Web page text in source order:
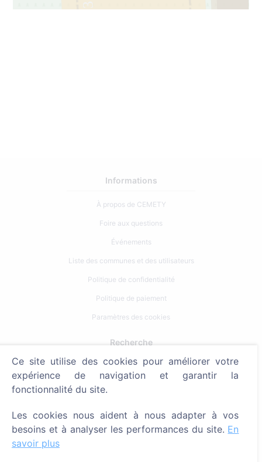
3
Informations
À propos de CEMETY
Foire aux questions
Événements
Liste des communes et des utilisateurs
Politique de confidentialité
Politique de paiement
Paramètres des cookies
Recherche
Rechercher des défunts
Rechercher des cimetières
Services
Ce site utilise des cookies pour améliorer votre
expérience de navigation et garantir la
fonctionnalité du site.
Les cookies nous aident à nous adapter à vos
besoins et à analyser les performances du site. En
savoir plus